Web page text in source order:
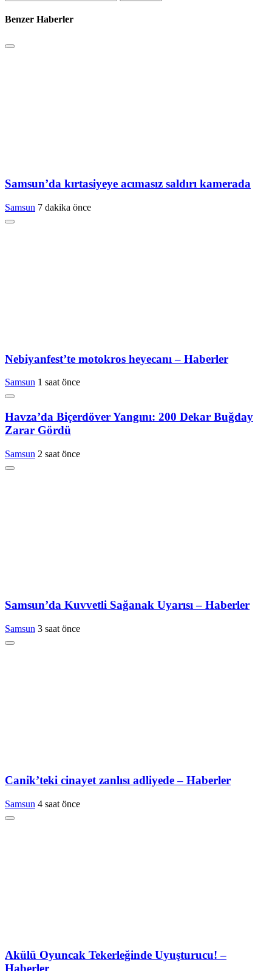
Benzer Haberler
Samsun’da kırtasiyeye acımasız saldırı kamerada
Samsun 7 dakika önce
Nebiyanfest’te motokros heyecanı – Haberler
Samsun 1 saat önce
Havza’da Biçerdöver Yangını: 200 Dekar Buğday
Zarar Gördü
Samsun 2 saat önce
Samsun’da Kuvvetli Sağanak Uyarısı – Haberler
Samsun 3 saat önce
Canik’teki cinayet zanlısı adliyede – Haberler
Samsun 4 saat önce
Akülü Oyuncak Tekerleğinde Uyuşturucu! –
Haberler